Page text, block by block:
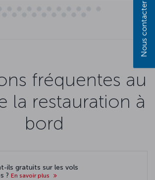
fréquentes au
la restauration à
bord
ils gratuits sur les vols
? En savoir plus
Nous contacter